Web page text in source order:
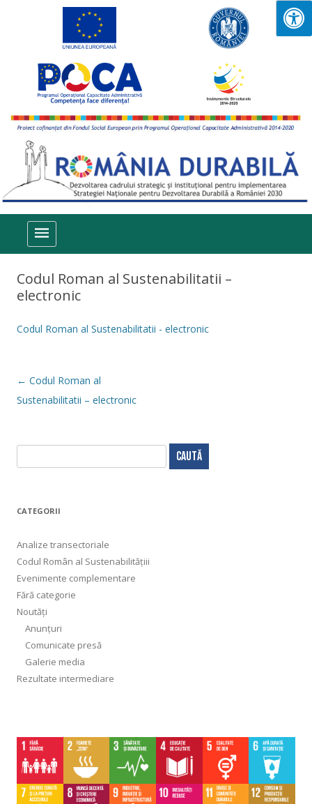
Codul Roman al Sustenabilitatii –
electronic
Codul Roman al Sustenabilitatii - electronic
Navigare
în
articol
← Codul Roman al
Sustenabilitatii – electronic
a
u
p
ă
:
CATEGORII
Analize transectoriale
Codul Român al Sustenabilitățiii
Evenimente complementare
Fără categorie
Noutăți
Anunțuri
Comunicate presă
Galerie media
Rezultate intermediare